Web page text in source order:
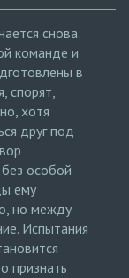
снова.
команде и
в
спорят,
хотя
друг под
особой
ему
но между
Испытания
признать